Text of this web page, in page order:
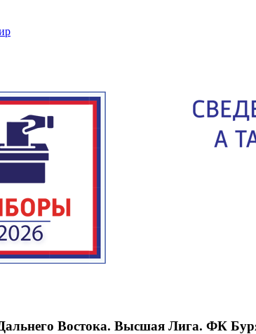
Востока. Высшая Лига. ФК